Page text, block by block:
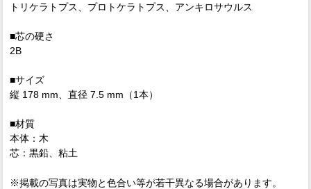
トリケラトプス、プロトケラトプス、アンキロサウルス
■芯の硬さ
2B
■サイズ
縦 178 mm、直径 7.5 mm（1本）
■材質
本体：木
芯：黒鉛、粘土
※掲載の写真は実物と色合い等が若干異なる場合があります。